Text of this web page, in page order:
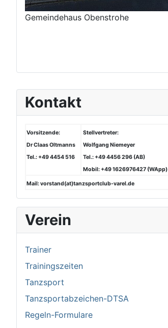
Kontakt
Vorsitzende:
Dr Claas Oltmanns
Tel.: +49 4454 516
Stellvertreter:
Wolfgang Niemeyer
Tel.: +49 4456 296 (AB)
Mobil: +49 1626976427 (WApp)
Mail: vorstand(at)tanzsportclub-varel.de
Verein
Trainer
Trainingszeiten
Tanzsport
Tanzsportabzeichen-DTSA
Regeln-Formulare
Gemeindehaus Obenstrohe